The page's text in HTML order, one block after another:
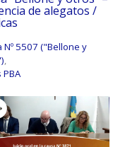
de alegatos /
Nº 5507 ("Bellone y
,
PBA